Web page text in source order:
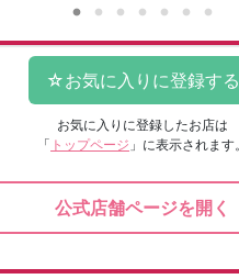
お気に入りに登録したお店は
「 トップページ 」に表示されます。
公式店舗ページを開く